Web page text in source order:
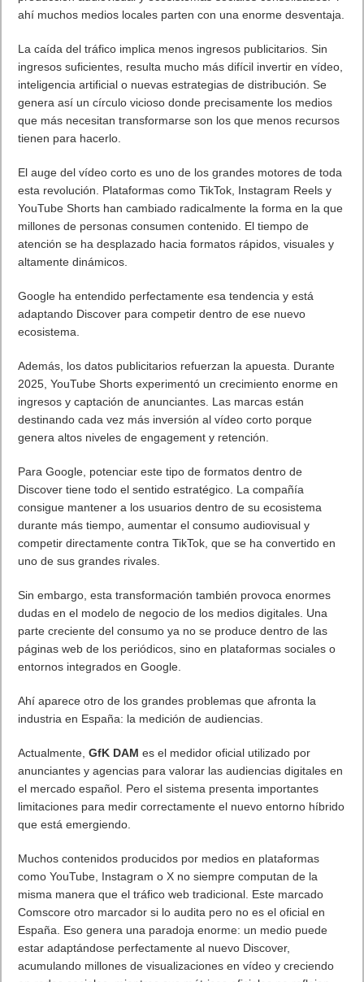
Letra de canciones populares infantiles cortas
Cómo saber si te han bloqueado en WhatsApp
¿Cómo escribir la comillas latinas / españolas
o angulares(« ») en un ordenador?
¿Cómo ver una versión antigua de página
Windows 8 y XP?
¿Cómo descargar Windows 10 abril 2018
oficialmente y gratis? Actualizar archivos ISO
(32 bits / 64 bits)
Categorías
AndroidAppleDestacadaHardwareInternetJuegos
Lo más visto y recomendado MóvilesPatrocinado
Sin categoría Smartwatch
Tecnología
Publicidad
Letra de canciones populares infantiles cortas
Cómo saber si te han bloqueado en WhatsApp
o angulares(« ») en un ordenador?
10 sitios para recibir SMS de validación sin
¿Cómo ver una versión antigua de página
web?
¿Cómo desactivar suspensión en Windows 7,
Windows 8 y XP?
¿Cómo descargar Windows 10 abril 2018
(32 bits / 64 bits)
Entradas recientes
Próximamente en XBOX Game Pass: Gears of
War E-Day Open Beta, Mio: Memories in Orbit,
Cricket 26 y mucho más